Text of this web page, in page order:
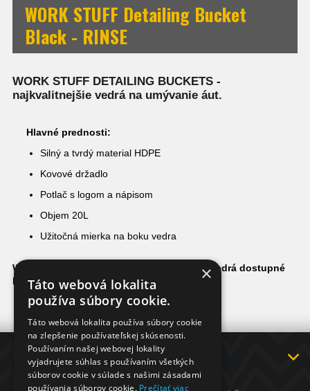
WORK STUFF Detailing Bucket
Black - RINSE
WORK STUFF DETAILING BUCKETS -
najkvalitnejšie vedrá na umývanie áut.
Hlavné prednosti:
Silný a tvrdý material HDPE
Kovové držadlo
Potlač s logom a nápisom
Objem 20L
Užitočná mierka na boku vedra
WORK STUFF profesionálne detailingové vedrá dostupné
pre každého.
INFORMÁCIE
KONTAKT
×
Táto webová lokalita
používa súbory cookie.
Táto webová lokalita používa súbory cookie
na zlepšenie používateľskej skúsenosti.
Používaním našej webovej lokality
vyjadrujete súhlas s používaním všetkých
súborov cookie v súlade s našimi zásadami
používania súborov cookie. Prečítať viac